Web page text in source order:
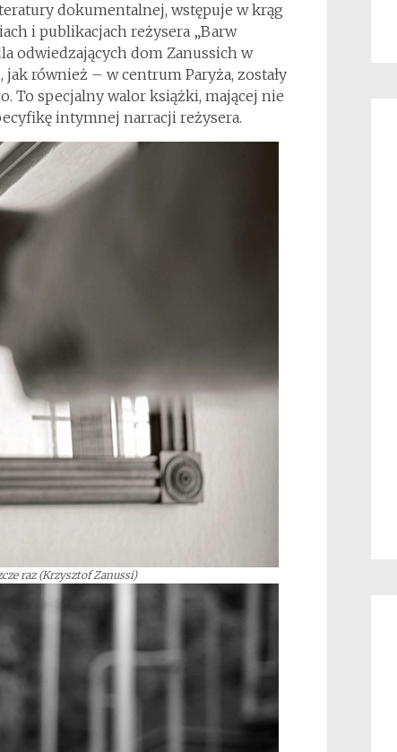
dokumentalnej, wstępuje w krąg
i publikacjach reżysera „Barw
odwiedzających dom Zanussich w
również – w centrum Paryża, zostały
To specjalny walor książki, mającej nie
intymnej narracji reżysera.
raz (Krzysztof Zanussi)